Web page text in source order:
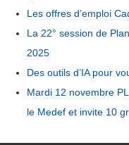
Les offres d’emploi
La 22° session de
2025
Des outils d’IA pour
Mardi 12 novembre
le Medef et invite 10